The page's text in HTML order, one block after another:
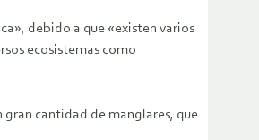
debido a que «existen varios
ecosistemas como
gran cantidad de manglares, que